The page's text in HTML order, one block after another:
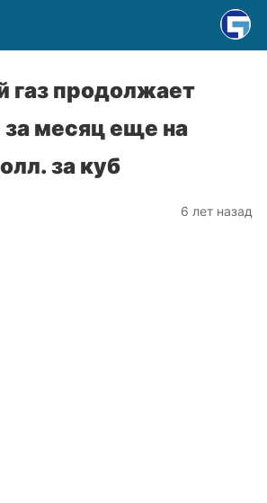
газ продолжает
месяц еще на
за куб
6 лет назад